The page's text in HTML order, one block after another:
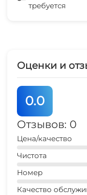
требуется
Оценки и
0.0
Отзывов: 0
Цена/качество
Чистота
Номер
Качество